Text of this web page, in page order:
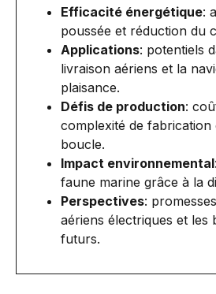
Efficacité énergétique:
poussée et réduction du
Applications: potentiels
livraison aériens et la
plaisance.
Défis de production:
complexité de fabrication
boucle.
Impact environnemental
faune marine grâce à la
Perspectives:
aériens électriques et les
futurs.